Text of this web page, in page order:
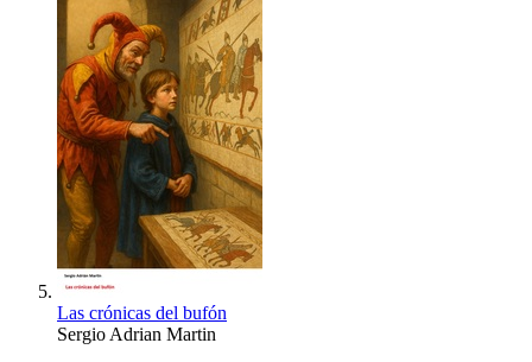
Las crónicas del bufón
Sergio Adrian Martin